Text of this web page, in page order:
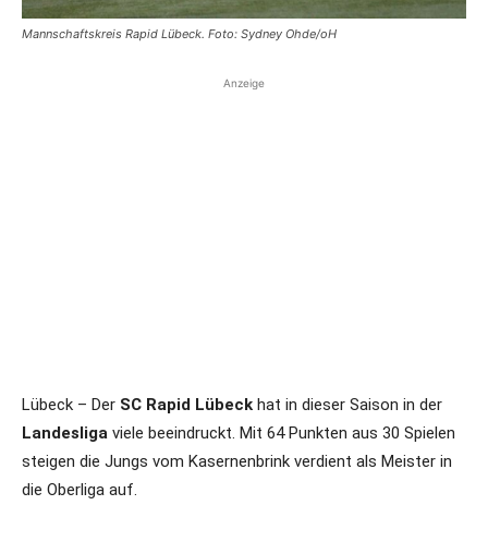
Mannschaftskreis Rapid Lübeck. Foto: Sydney Ohde/oH
Anzeige
Lübeck – Der SC Rapid Lübeck hat in dieser Saison in der
Landesliga viele beeindruckt. Mit 64 Punkten aus 30 Spielen
steigen die Jungs vom Kasernenbrink verdient als Meister in
die Oberliga auf.